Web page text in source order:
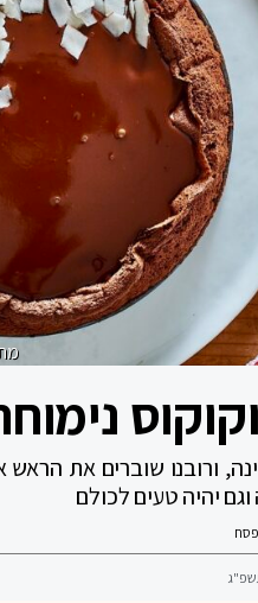
ורובנו שוברים את הראש
יהיה טעים לכולם
פסח